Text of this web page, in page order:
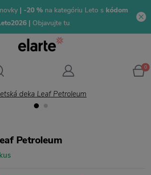
| -20 % na kategóriu Leto s kódom
| Objavujte tu
0
Petroleum